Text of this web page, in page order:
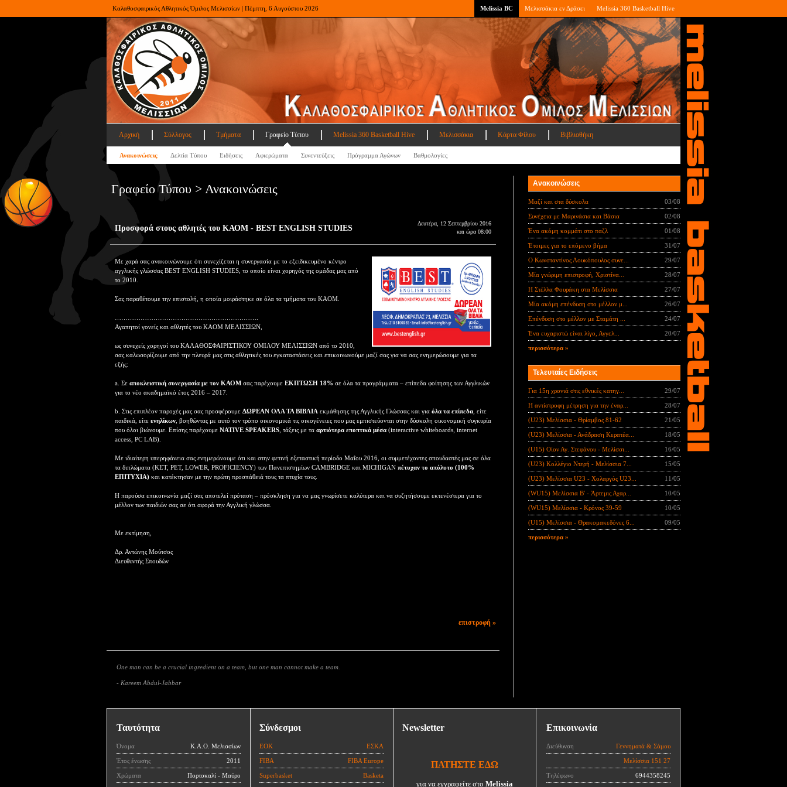
Καλαθοσφαιρικός Αθλητικός Όμιλος Μελισσίων | Πέμπτη, 6 Αυγούστου 2026 Melissia BC Μελισσάκια εν Δράσει Melissia 360 Basketball Hive
Αρχική Σύλλογος Τμήματα Γραφείο Τύπου Melissia 360 Basketball Hive Μελισσάκια Κάρτα Φίλου Βιβλιοθήκη
Ανακοινώσεις Δελτία Τύπου Ειδήσεις Αφιερώματα Συνεντεύξεις Πρόγραμμα Αγώνων Βαθμολογίες
Γραφείο Τύπου > Ανακοινώσεις
Προσφορά στους αθλητές του ΚΑΟΜ - BEST ENGLISH STUDIES
Δευτέρα, 12 Σεπτεμβρίου 2016
και ώρα 08:00
Με χαρά σας ανακοινώνουμε ότι συνεχίζεται η συνεργασία με το εξειδικευμένο κέντρο
αγγλικής γλώσσας BEST ENGLISH STUDIES, το οποίο είναι χορηγός της ομάδας μας από
το 2010.
Σας παραθέτουμε την επιστολή, η οποία μοιράστηκε σε όλα τα τμήματα του ΚΑΟΜ.
Αγαπητοί γονείς και αθλητές του ΚΑΟΜ ΜΕΛΙΣΣΙΩΝ,
ως συνεχείς χορηγοί του ΚΑΛΑΘΟΣΦΑΙΡΙΣΤΙΚΟΥ ΟΜΙΛΟΥ ΜΕΛΙΣΣΙΩΝ από το 2010,
σας καλωσορίζουμε από την πλευρά μας στις αθλητικές του εγκαταστάσεις και επικοινωνούμε μαζί σας για να σας ενημερώσουμε για τα
εξής:
a. Σε αποκλειστική συνεργασία με τον ΚΑΟΜ σας παρέχουμε ΕΚΠΤΩΣΗ 18% σε όλα τα προγράμματα – επίπεδα φοίτησης των Αγγλικών
για το νέο ακαδημαϊκό έτος 2016 – 2017.
b. Στις επιπλέον παροχές μας σας προσφέρουμε ΔΩΡΕΑΝ ΟΛΑ ΤΑ ΒΙΒΛΙΑ εκμάθησης της Αγγλικής Γλώσσας και για όλα τα επίπεδα , είτε
παιδικά, είτε ενηλίκων , βοηθώντας με αυτό τον τρόπο οικονομικά τις οικογένειες που μας εμπιστεύονται στην δύσκολη οικονομική συγκυρία
που όλοι βιώνουμε. Επίσης παρέχουμε NATIVE SPEAKERS , τάξεις με τα αρτιότερα εποπτικά μέσα (interactive whiteboards, internet
access, PC LAB).
Με ιδιαίτερη υπερηφάνεια σας ενημερώνουμε ότι και στην φετινή εξεταστική περίοδο Μαΐου 2016, οι συμμετέχοντες σπουδαστές μας σε όλα
τα διπλώματα (KET, PET, LOWER, PROFICIENCY) των Πανεπιστημίων CAMBRIDGE και MICHIGAN πέτυχαν το απόλυτο (100%
ΕΠΙΤΥΧΙΑ) και κατέκτησαν με την πρώτη προσπάθειά τους τα πτυχία τους.
Η παρούσα επικοινωνία μαζί σας αποτελεί πρόταση – πρόσκληση για να μας γνωρίσετε καλύτερα και να συζητήσουμε εκτενέστερα για το
μέλλον των παιδιών σας σε ότι αφορά την Αγγλική γλώσσα.
Με εκτίμηση,
Δρ. Αντώνης Μούτσος
Διευθυντής Σπουδών
επιστροφή »
One man can be a crucial ingredient on a team, but one man cannot make a team.
- Kareem Abdul-Jabbar
Ανακοινώσεις
Μαζί και στα δύσκολα 03/08
Συνέχεια με Μαρινάσια και Βάσια 02/08
Ένα ακόμη κομμάτι στο παζλ 01/08
Έτοιμες για το επόμενο βήμα 31/07
Ο Κωνσταντίνος Λουκόπουλος συνε... 29/07
Μία γνώριμη επιστροφή, Χριστίνα... 28/07
Η Στέλλα Φουράκη στα Μελίσσια 27/07
Μία ακόμη επένδυση στο μέλλον μ... 26/07
Επένδυση στο μέλλον με Σταμάτη ... 24/07
Ένα ευχαριστώ είναι λίγο, Αγγελ... 20/07
περισσότερα »
Τελευταίες Ειδήσεις
Για 15η χρονιά στις εθνικές κατηγ... 29/07
Η αντίστροφη μέτρηση για την έναρ... 28/07
(U23) Μελίσσια - Θρίαμβος 81-62 21/05
(U23) Μελίσσια - Ανάδραση Κερατέα... 18/05
(U15) Οίον Αγ. Στεφάνου - Μελίσσι... 16/05
(U23) Κολλέγιο Ντερή - Μελίσσια 7... 15/05
(U23) Μελίσσια U23 - Χολαργός U23... 11/05
(WU15) Μελίσσια B' - Άρτεμις Αχαρ... 10/05
(WU15) Μελίσσια - Κρόνος 39-59 10/05
(U15) Μελίσσια - Θρακομακεδόνες 6... 09/05
περισσότερα »
Ταυτότητα
Όνομα Κ.Α.Ο. Μελισσίων
Έτος ένωσης 2011
Χρώματα Πορτοκαλί - Μαύρο
Σύνδεσμοι
ΕΟΚ ΕΣΚΑ
FIBA FIBA Europe
Basketa
Superbasket
Newsletter
ΠΑΤΗΣΤΕ ΕΔΩ
για να εγγραφείτε στο Melissia
Επικοινωνία
Διεύθυνση Γεννηματά & Σάμου
Μελίσσια 151 27
Τηλέφωνο 6944358245